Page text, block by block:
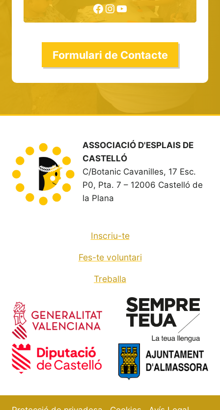
Facebook Instagram YouTube
Formulari de Contacte
ASSOCIACIÓ D'ESPLAIS DE
CASTELLÓ
C/Botanic Cavanilles, 17 Esc.
P0, Pta. 7 – 12006 Castelló de
la Plana
Inscriu-te
Fes-te voluntari
Treballa